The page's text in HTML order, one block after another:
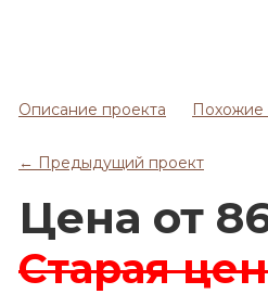
Описание проекта Похожие
← Предыдущий проект
Цена от
Старая